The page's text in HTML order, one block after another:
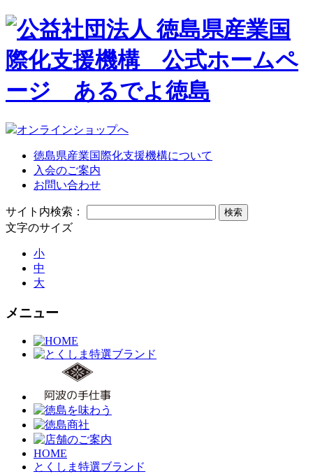
オンラインショップへ
徳島県産業国際化支援機構について
入会のご案内
お問い合わせ
サイト内検索：
文字のサイズ
小
中
大
メニュー
HOME
とくしま特選ブランド